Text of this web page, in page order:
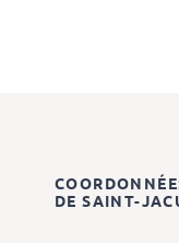
DE SAINT-